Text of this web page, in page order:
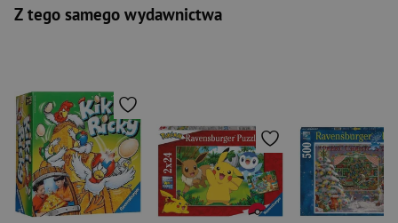
Z tego samego wydawnictwa